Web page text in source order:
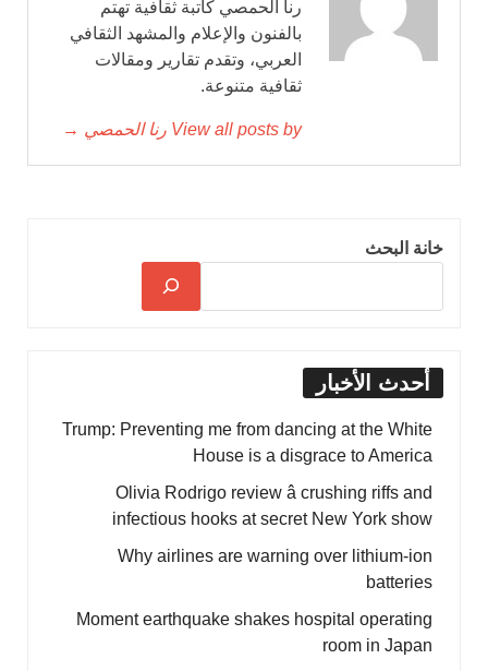
رنا الحمصي كاتبة ثقافية تهتم
بالفنون والإعلام والمشهد الثقافي
العربي، وتقدم تقارير ومقالات
ثقافية متنوعة.
View all posts by رنا الحمصي →
خانة البحث
أحدث الأخبار
Trump: Preventing me from dancing at the White
House is a disgrace to America
Olivia Rodrigo review â crushing riffs and
infectious hooks at secret New York show
Why airlines are warning over lithium-ion
batteries
Moment earthquake shakes hospital operating
room in Japan